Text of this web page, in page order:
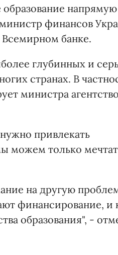
образование напрямую
финансов
банке.
глубинных и
странах. В
министра агентство
привлекать
можем только
на другую
финансирование, и
образования", -